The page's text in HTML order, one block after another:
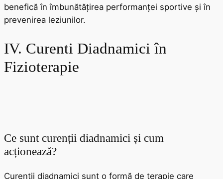
benefică în îmbunătățirea performanței sportive și în
prevenirea leziunilor.
IV. Curenti Diadnamici în
Fizioterapie
Ce sunt curenții diadnamici și cum
acționează?
Curenții diadnamici sunt o formă de terapie care